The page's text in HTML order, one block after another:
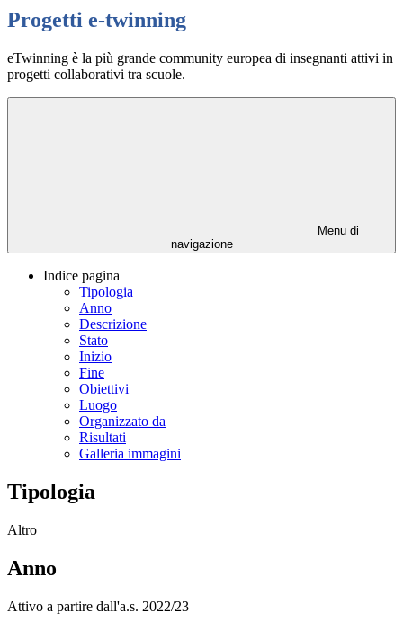
Progetti e-twinning
eTwinning è la più grande community europea di insegnanti attivi in
progetti collaborativi tra scuole.
Menu di
navigazione
Indice pagina
Tipologia
Anno
Descrizione
Stato
Inizio
Fine
Obiettivi
Luogo
Organizzato da
Risultati
Galleria immagini
Tipologia
Altro
Anno
Attivo a partire dall'a.s. 2022/23